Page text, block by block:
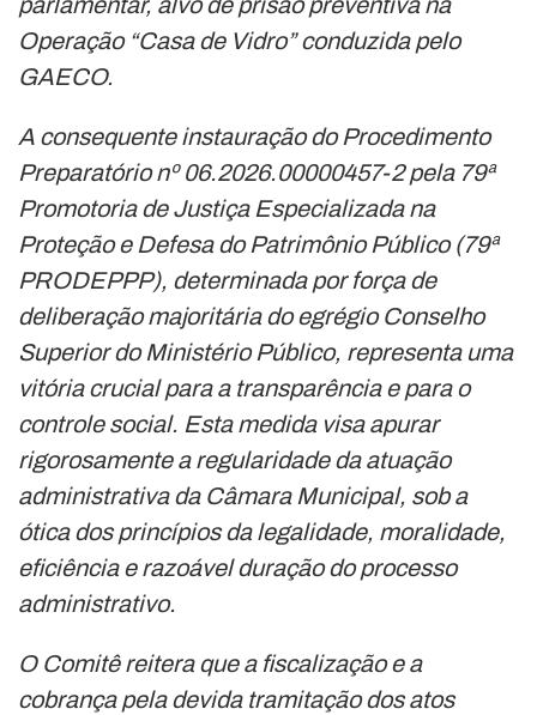
Operação “Casa de Vidro” conduzida pelo
GAECO.
A consequente instauração do Procedimento
Preparatório nº 06.2026.00000457-2 pela 79ª
Promotoria de Justiça Especializada na
Proteção e Defesa do Patrimônio Público (79ª
PRODEPPP), determinada por força de
deliberação majoritária do egrégio Conselho
Superior do Ministério Público, representa uma
vitória crucial para a transparência e para o
controle social. Esta medida visa apurar
rigorosamente a regularidade da atuação
administrativa da Câmara Municipal, sob a
ótica dos princípios da legalidade, moralidade,
eficiência e razoável duração do processo
administrativo.
O Comitê reitera que a fiscalização e a
cobrança pela devida tramitação dos atos